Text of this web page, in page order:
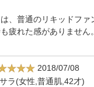
、普通のリキッドファ
疲れた感がありません
2018/07/08
ラ(女性,普通肌,42才)